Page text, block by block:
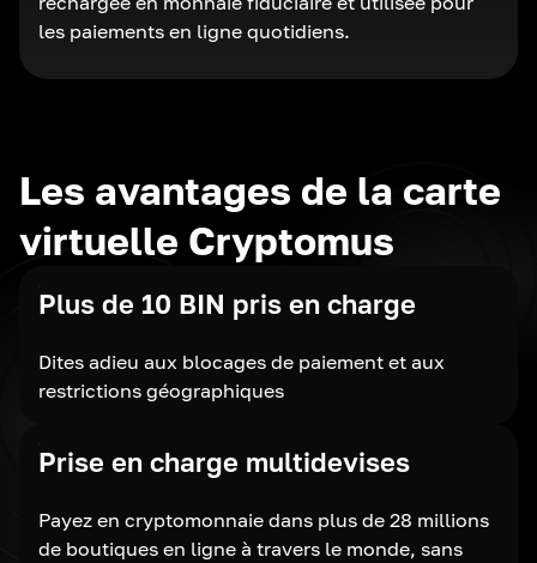
les paiements en ligne quotidiens.
Les avantages de la carte
virtuelle Cryptomus
Plus de 10 BIN pris en charge
Dites adieu aux blocages de paiement et aux
restrictions géographiques
Prise en charge multidevises
Payez en cryptomonnaie dans plus de 28 millions
de boutiques en ligne à travers le monde, sans